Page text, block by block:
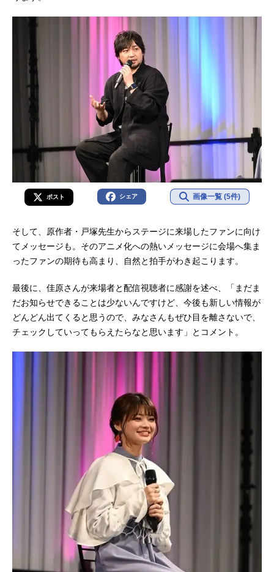
ポスト シェア 画像一覧 (5件)
そして、原作者・戸塚先生からステージに来場したファンに向け
てメッセージも。そのアニメ化への熱いメッセージに会場へ集ま
ったファンの期待も高まり、自然と拍手がわき起こります。
最後に、佳原さんが来場者と配信視聴者に感謝を述べ、「まだま
だお知らせできることは少ないんですけど、今後も新しい情報が
どんどん出てくると思うので、みなさんもぜひ目を離さないで、
チェックしていってもらえたらなと思います」とコメント。